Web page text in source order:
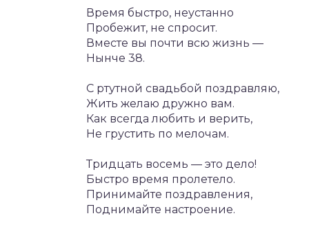
Время быстро, неустанно
Пробежит, не спросит.
Вместе вы почти всю жизнь —
Нынче 38.
С ртутной свадьбой поздравляю,
Жить желаю дружно вам.
Как всегда любить и верить,
Не грустить по мелочам.
Тридцать восемь — это дело!
Быстро время пролетело.
Принимайте поздравления,
Поднимайте настроение.